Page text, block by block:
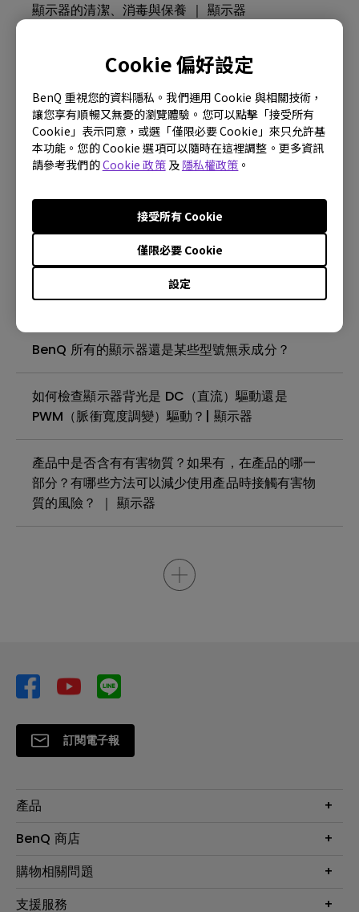
Cookie 偏好設定
BenQ 重視您的資料隱私。我們運用 Cookie 與相關技術，
讓您享有順暢又無憂的瀏覽體驗。您可以點擊「接受所有
Cookie」表示同意，或選「僅限必要 Cookie」來只允許基
本功能。您的 Cookie 選項可以隨時在這裡調整。更多資訊
請參考我們的Cookie 政策及 隱私權政策 。
設定
僅限必要 Cookie
接受所有 Cookie
顯示器的清潔、消毒與保養 ｜ 顯示器
什麼是面板背光溢光或背光漏光？| 顯示器
顯示器可以在24小時不間斷的環境下使用嗎？| 顯
示器
螢幕閃爍如何排除 ? | 顯示器
殘影現象( image sticking)是什麼?如何避免或消
除？| 顯示器
我的 BenQ 顯示器螢幕上是否有需要撕下的保護膜
或塑膠膜？| 顯示器
BenQ 所有的顯示器還是某些型號無汞成分？
如何檢查顯示器背光是 DC（直流）驅動還是
PWM（脈衝寬度調變）驅動？| 顯示器
產品中是否含有有害物質？如果有，在產品的哪一
部分？有哪些方法可以減少使用產品時接觸有害物
質的風險？ ｜ 顯示器
訂閱電子報
產品
大型液晶
投影機
智慧照明
BenQ 商店
最新產品與活動
購物相關問題
第一次購物就上手
支援服務